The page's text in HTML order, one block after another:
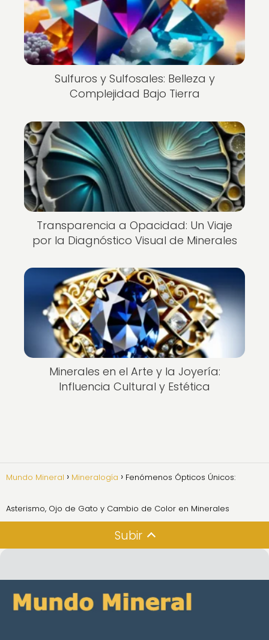
Sulfuros y Sulfosales: Belleza y
Complejidad Bajo Tierra
Transparencia a Opacidad: Un Viaje
por la Diagnóstico Visual de Minerales
Minerales en el Arte y la Joyería:
Influencia Cultural y Estética
Mundo Mineral Mineralogía Fenómenos Ópticos Únicos:
Asterismo, Ojo de Gato y Cambio de Color en Minerales
Subir